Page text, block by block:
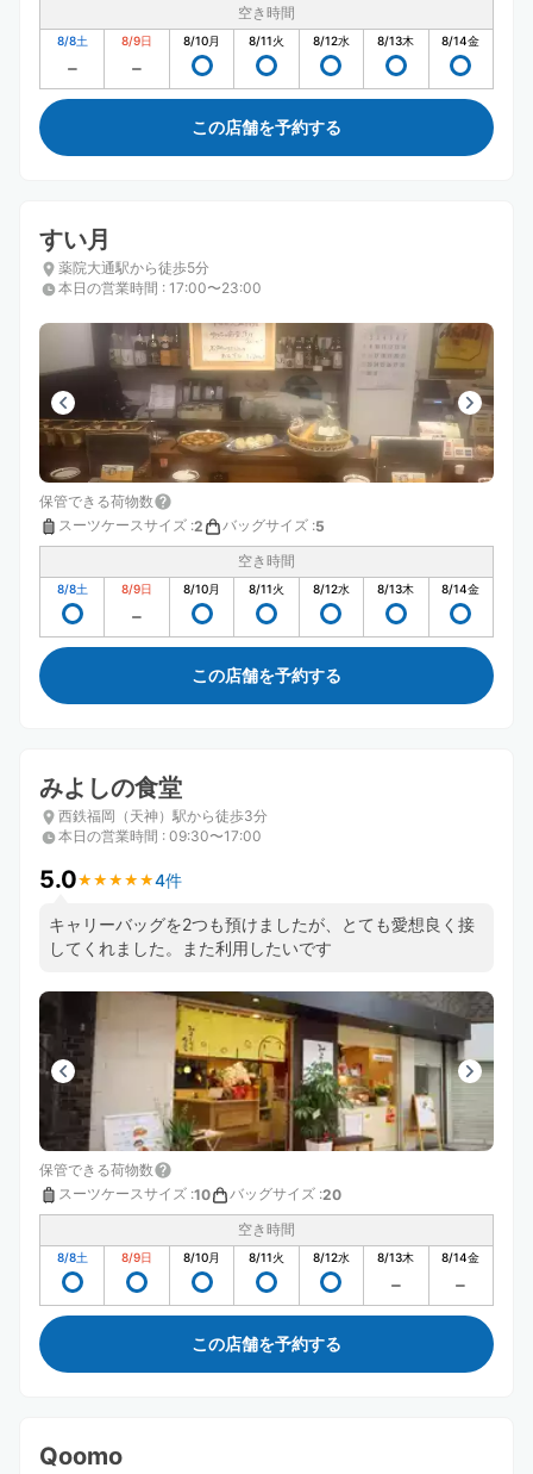
空き時間
8/8土 8/9日 8/10月 8/11火 8/12水 8/13木 8/14金
この店舗を予約する
すい月
薬院大通駅から徒歩5分
本日の営業時間 : 17:00〜23:00
保管できる荷物数
スーツケースサイズ :2 バッグサイズ :5
空き時間
8/8土 8/9日 8/10月 8/11火 8/12水 8/13木 8/14金
この店舗を予約する
みよしの食堂
西鉄福岡（天神）駅から徒歩3分
本日の営業時間 : 09:30〜17:00
5.0★ ★ ★ ★ ★
★ ★ ★ ★ ★4件
キャリーバッグを2つも預けましたが、とても愛想良く接
してくれました。また利用したいです
保管できる荷物数
スーツケースサイズ :10 バッグサイズ :20
空き時間
8/8土 8/9日 8/10月 8/11火 8/12水 8/13木 8/14金
この店舗を予約する
Qoomo